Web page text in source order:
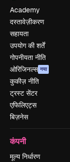
Academy
दस्तावेज़ीकरण
सहायता
उपयोग की शर्तें
गोपनीयता नीति
ओरिजिनल्स नया
कुकीज़ नीति
ट्रस्ट सेंटर
एफिलिएट्स
बिज़नेस
कंपनी
मूल्य निर्धारण